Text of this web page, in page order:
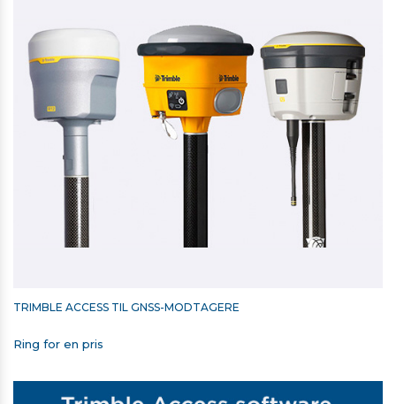
TRIMBLE RADIOMODUL 2,4 GHZ TIL
T7/TSC5/TSC510/TSC7/TSC710/T110
11.588,00 kr. ekskl. moms
På lager
TRIMBLE ACCESS TIL GNSS-MODTAGERE
Ring for en pris